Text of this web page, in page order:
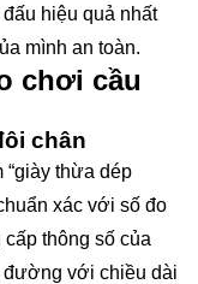
hiệu quả nhất
mình an toàn.
chơi cầu
chân
“giày thừa dép
xác với số đo
thông số của
đường với chiều dài